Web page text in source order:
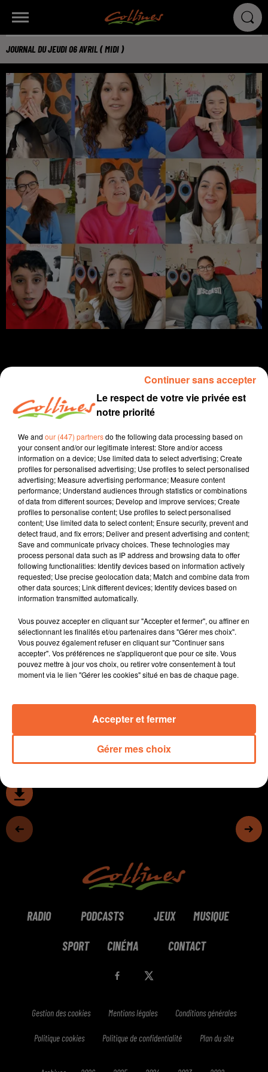
JOURNAL DU JEUDI 06 AVRIL ( MIDI )
6 avril 2023 - 13 min 39 sec
JOURNAL DU JEUDI 06 AVRIL ( MIDI )
Patrice Bémanangy
L'info près de chez vous.
Les salariés de ACS à Bressuire ont obtenu gain de
cause et ont repris le travail. Ils s'étaient mis en grève
faute d'accord sur les salaires
11e journée de mobilisation contre la réforme des
retraites jeudi. 4 manifestations sont prévues en deux-
sèvres.
Le carnaval fait son retour ce vendredi à Mauléon,
sous l'impulsion du CSC
Des créations à découvrir cette fin de semaine au
théâtre de Bressuire dont ces capsules vidéo baptisées
" cher futur moi " ( photo ).
La municipalité de Moncoutant va à la pêche aux
subventions pour son futur terrain synthétique.
Fiba EuroCup.
0:00 13 min 39 sec
RADIO PODCASTS JEUX MUSIQUE
SPORT CINÉMA CONTACT
Gestion des cookies Mentions légales Conditions générales
Politique cookies Politique de confidentialité Plan du site
Le respect de votre vie privée est
notre priorité
We and our (447) partnersdo the following data processing based on
your consent and/or our legitimate interest: Store and/or access
information on a device; Use limited data to select advertising; Create
profiles for personalised advertising; Use profiles to select personalised
advertising; Measure advertising performance; Measure content
performance; Understand audiences through statistics or combinations
of data from different sources; Develop and improve services; Create
profiles to personalise content; Use profiles to select personalised
content; Use limited data to select content; Ensure security, prevent and
detect fraud, and fix errors; Deliver and present advertising and content;
Save and communicate privacy choices. These technologies may
process personal data such as IP address and browsing data to offer
following functionalities: Identify devices based on information actively
requested; Use precise geolocation data; Match and combine data from
other data sources; Link different devices; Identify devices based on
information transmitted automatically.
Vous pouvez accepter en cliquant sur "Accepter et fermer", ou affiner en
sélectionnant les finalités et/ou partenaires dans "Gérer mes choix".
Vous pouvez également refuser en cliquant sur "Continuer sans
accepter". Vos préférences ne s'appliqueront que pour ce site. Vous
pouvez mettre à jour vos choix, ou retirer votre consentement à tout
moment via le lien "Gérer les cookies" situé en bas de chaque page.
Gérer mes choix
Accepter et fermer
Continuer sans accepter